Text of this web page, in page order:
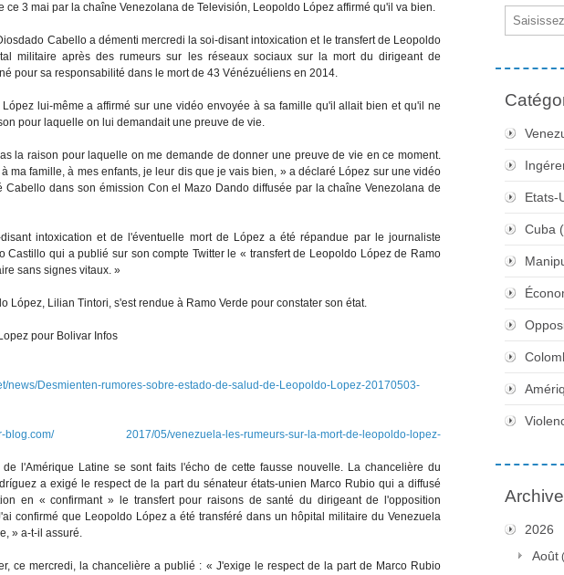
ce 3 mai par la chaîne Venezolana de Televisión, Leopoldo López affirmé qu'il va bien.
Cabello a démenti mercredi la soi-disant intoxication et le transfert de Leopoldo
militaire après des rumeurs sur les réseaux sociaux sur la mort du dirigeant de
pour sa responsabilité dans le mort de 43 Vénézuéliens en 2014.
lui-même a affirmé sur une vidéo envoyée à sa famille qu'il allait bien et qu'il ne
pour laquelle on lui demandait une preuve de vie.
la raison pour laquelle on me demande de donner une preuve de vie en ce moment.
ma famille, à mes enfants, je leur dis que je vais bien, » a déclaré López sur une vidéo
Cabello dans son émission Con el Mazo Dando diffusée par la chaîne Venezolana de
intoxication et de l'éventuelle mort de López a été répandue par le journaliste
Castillo qui a publié sur son compte Twitter le « transfert de Leopoldo López de Ramo
sans signes vitaux. »
López, Lilian Tintori, s'est rendue à Ramo Verde pour constater son état.
pour Bolivar Infos
news/Desmienten-rumores-sobre-estado-de-salud-de-Leopoldo-Lopez-20170503-
blog.com/ 2017/05/venezuela-les-rumeurs-sur-la-mort-de-leopoldo-lopez-
de l'Amérique Latine se sont faits l'écho de cette fausse nouvelle. La chancelière du
a exigé le respect de la part du sénateur états-unien Marco Rubio qui a diffusé
en « confirmant » le transfert pour raisons de santé du dirigeant de l'opposition
confirmé que Leopoldo López a été transféré dans un hôpital militaire du Venezuela
» a-t-il assuré.
ce mercredi, la chancelière a publié : « J'exige le respect de la part de Marco Rubio
Email
Etats-
Cuba
2026
Août